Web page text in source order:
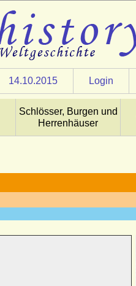
14.10.2015 Login
Schlösser, Burgen und
Herrenhäuser